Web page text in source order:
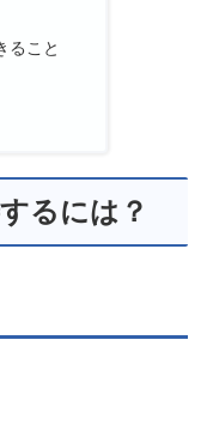
ること
るには？